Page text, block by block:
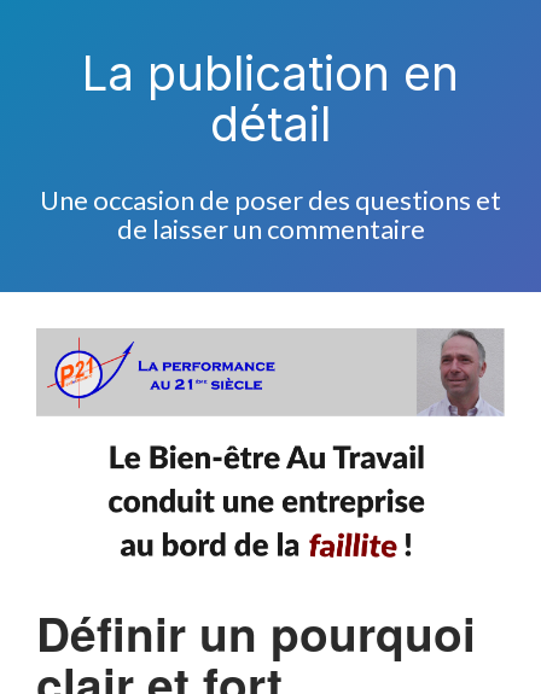
La publication en
détail
Une occasion de poser des questions et
de laisser un commentaire
Définir un pourquoi